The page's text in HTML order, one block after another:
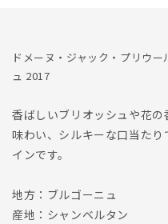
ドメーヌ・ジャック・プリウ
ュ 2017
香ばしいブリオッシュや花
味わい、シルキーな口当た
インです。
地方：ブルゴーニュ
産地：シャンベルタン